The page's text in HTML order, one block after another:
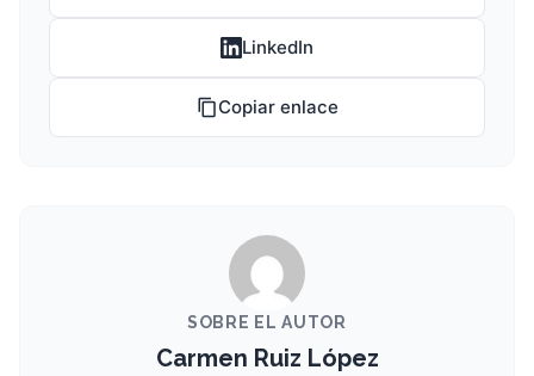
LinkedIn
Copiar enlace
SOBRE EL AUTOR
Carmen Ruiz López